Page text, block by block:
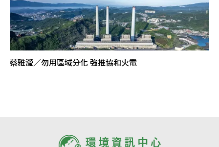
蔡雅瀅／勿用區域分化 強推協和火電